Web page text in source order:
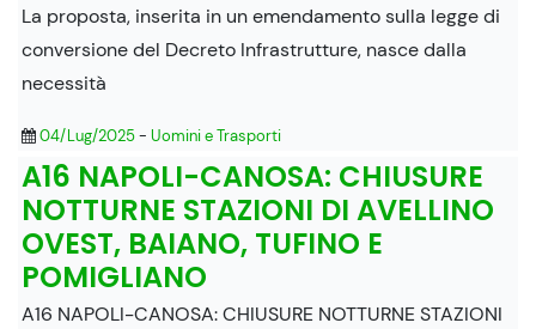
La proposta, inserita in un emendamento sulla legge di
conversione del Decreto Infrastrutture, nasce dalla
necessità
04/Lug/2025- Uomini e Trasporti
A16 NAPOLI-CANOSA: CHIUSURE
NOTTURNE STAZIONI DI AVELLINO
OVEST, BAIANO, TUFINO E
POMIGLIANO
A16 NAPOLI-CANOSA: CHIUSURE NOTTURNE STAZIONI